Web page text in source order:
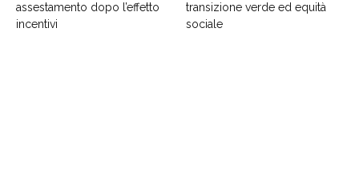
assestamento dopo l’effetto
incentivi
transizione verde ed equità
sociale